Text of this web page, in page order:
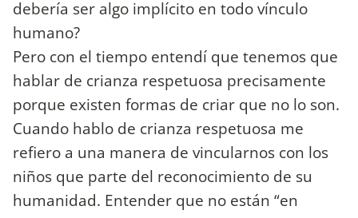
debería ser algo implícito en todo vínculo
humano?
Pero con el tiempo entendí que tenemos que
hablar de crianza respetuosa precisamente
porque existen formas de criar que no lo son.
Cuando hablo de crianza respetuosa me
refiero a una manera de vincularnos con los
niños que parte del reconocimiento de su
humanidad. Entender que no están “en